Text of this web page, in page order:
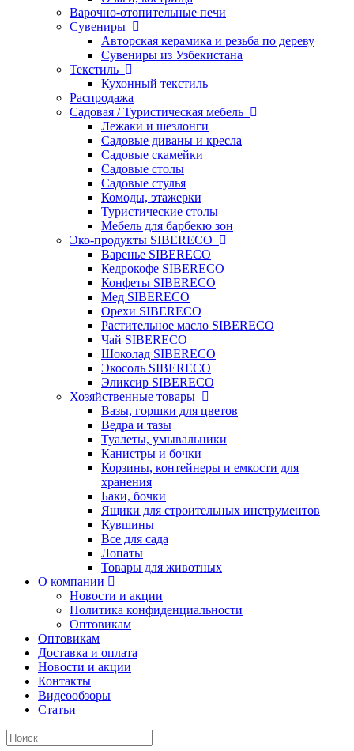
Варочно-отопительные печи
Сувениры
Авторская керамика и резьба по дереву
Сувениры из Узбекистана
Текстиль
Кухонный текстиль
Распродажа
Садовая / Туристическая мебель
Лежаки и шезлонги
Садовые диваны и кресла
Садовые скамейки
Садовые столы
Садовые стулья
Комоды, этажерки
Туристические столы
Мебель для барбекю зон
Эко-продукты SIBERECO
Варенье SIBERECO
Кедрокофе SIBERECO
Конфеты SIBERECO
Мед SIBERECO
Орехи SIBERECO
Растительное масло SIBERECO
Чай SIBERECO
Шоколад SIBERECO
Экосоль SIBERECO
Эликсир SIBERECO
Хозяйственные товары
Вазы, горшки для цветов
Ведра и тазы
Туалеты, умывальники
Канистры и бочки
Корзины, контейнеры и емкости для
хранения
Баки, бочки
Ящики для строительных инструментов
Кувшины
Все для сада
Лопаты
Товары для животных
О компании
Новости и акции
Политика конфиденциальности
Оптовикам
Оптовикам
Доставка и оплата
Новости и акции
Контакты
Видеообзоры
Статьи